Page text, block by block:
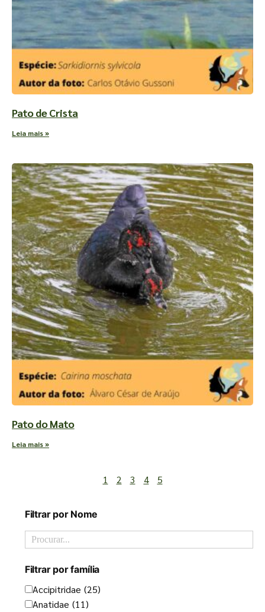
Pato de Crista
Leia mais »
Pato do Mato
Leia mais »
1 2 3 4 5
Filtrar por Nome
Filtrar por família
Accipitridae (25)
Anatidae (11)